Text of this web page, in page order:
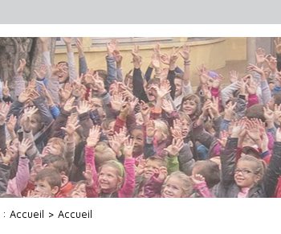
:Accueil > Accueil